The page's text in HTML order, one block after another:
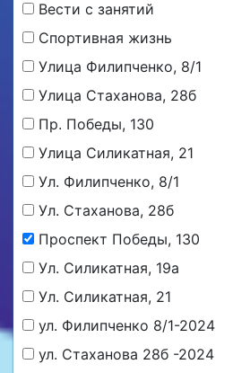
Вести с занятий
Спортивная жизнь
Улица Филипченко, 8/1
Улица Стаханова, 28б
Пр. Победы, 130
Улица Силикатная, 21
Ул. Филипченко, 8/1
Ул. Стаханова, 28б
Проспект Победы, 130
Ул. Силикатная, 19а
Ул. Силикатная, 21
ул. Филипченко 8/1-2024
ул. Стаханова 28б -2024